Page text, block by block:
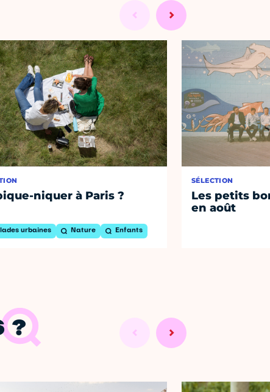
niquer à Paris ?
urbaines Nature Enfants
SÉLECTION
Les petits
en août
?